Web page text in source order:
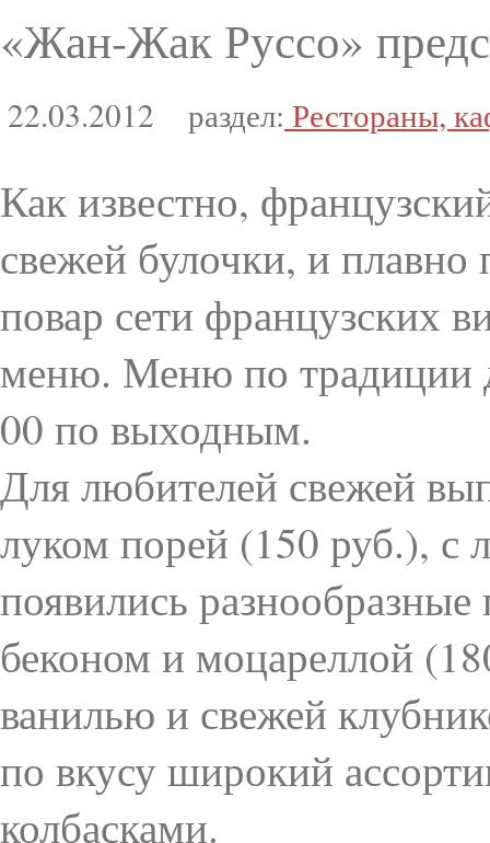
«Жан-Жак Руссо»
22.03.2012 раздел: Рестораны,
Как известно,
свежей булочки, и
повар сети французских
меню. Меню по традиции
00 по выходным.
Для любителей свежей
луком порей (150 руб.), с
появились
беконом и моцареллой
ванилью и свежей
по вкусу широкий
колбасками.